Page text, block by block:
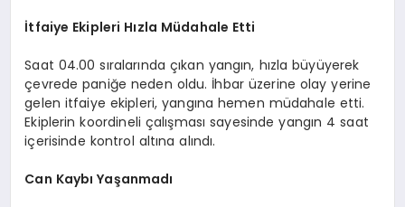
İtfaiye Ekipleri Hızla Müdahale Etti
Saat 04.00 sıralarında çıkan yangın, hızla büyüyerek
çevrede paniğe neden oldu. İhbar üzerine olay yerine
gelen itfaiye ekipleri, yangına hemen müdahale etti.
Ekiplerin koordineli çalışması sayesinde yangın 4 saat
içerisinde kontrol altına alındı.
Can Kaybı Yaşanmadı